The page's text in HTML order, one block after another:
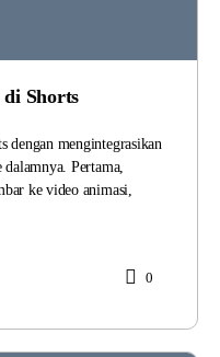
Shorts
dengan mengintegrasikan
Pertama,
ke video animasi,
0